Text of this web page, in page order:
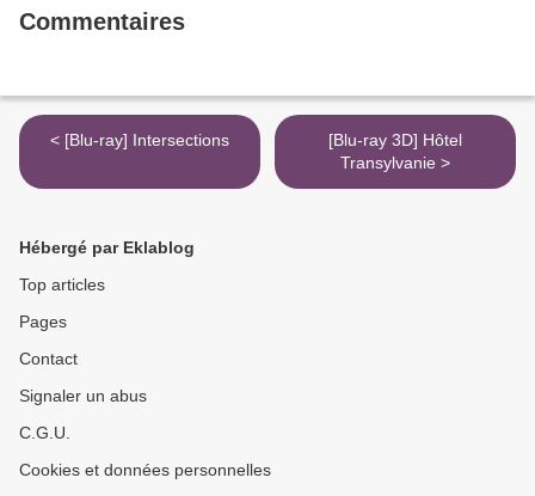
Commentaires
< [Blu-ray] Intersections
[Blu-ray 3D] Hôtel
Transylvanie >
Hébergé par Eklablog
Top articles
Pages
Contact
Signaler un abus
C.G.U.
Cookies et données personnelles